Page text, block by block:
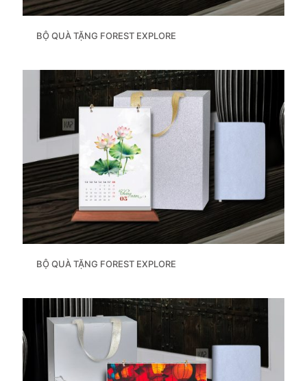
BỘ QUÀ TẶNG FOREST EXPLORE
BỘ QUÀ TẶNG FOREST EXPLORE